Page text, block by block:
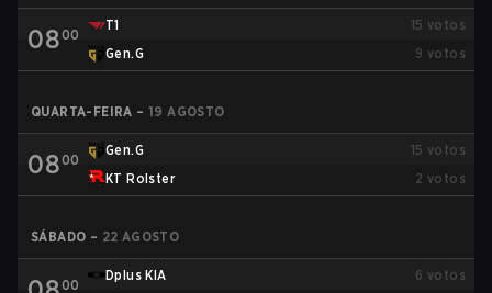
0800
T1 15 votos
Gen.G
9 votos
QUARTA-FEIRA – 19 AGOSTO
0800
Gen.G 15 votos
KT Rolster
2 votos
SÁBADO – 22 AGOSTO
00
Dplus KIA 6 votos